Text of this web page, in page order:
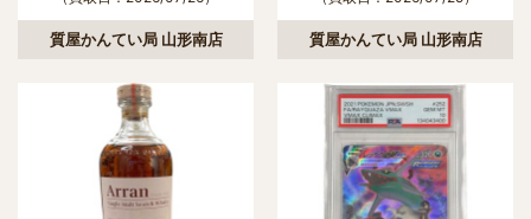
質屋かんてい局 山形南店 質屋かんてい局 山形南店